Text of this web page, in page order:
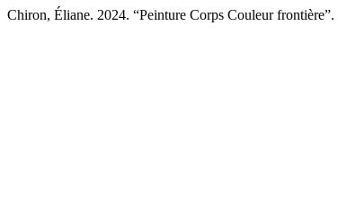
Chiron, Éliane. 2024. “Peinture Corps Couleur frontière”.